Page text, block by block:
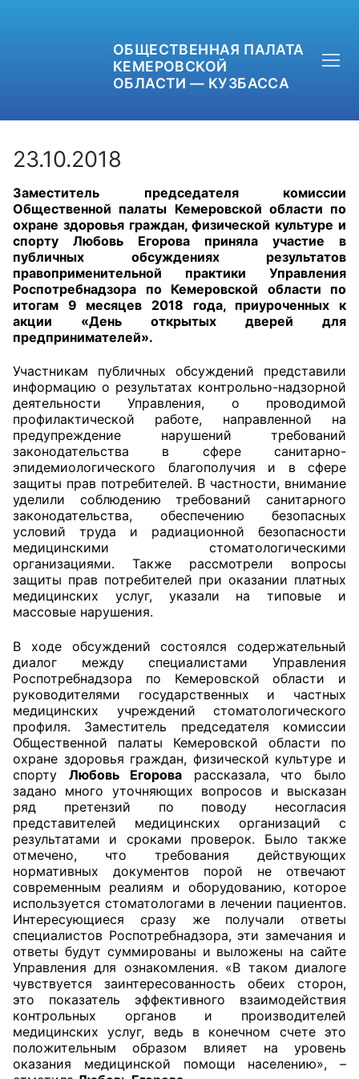
ОБЩЕСТВЕННАЯ ПАЛАТА
КЕМЕРОВСКОЙ
ОБЛАСТИ — КУЗБАССА
+7 (3842) 58-82-40
OPKO42@BK.RU
ОБРАТНАЯ СВЯЗЬ
Главная
Общественные советы
Общественные советы при территориальных
органах федеральных органов
исполнительной власти
Общественные советы по проведению
независимой оценки качества условий
оказания услуг
О Палате
Структура Палаты
Комиссии
Экспертный совет ОП КО
Совет ОП КО
Общественный штаб
Члены ОП КО
Документы ОП КО
Регламент ОП КО
Кодекс этики ОП КО
Положения
Соглашения
Рекомендации
Порядок работы ЦОН
23.10.2018
Заместитель председателя комиссии
Общественной палаты Кемеровской области по
охране здоровья граждан, физической культуре и
спорту Любовь Егорова приняла участие в
публичных обсуждениях результатов
правоприменительной практики Управления
Роспотребнадзора по Кемеровской области по
итогам 9 месяцев 2018 года, приуроченных к
акции «День открытых дверей для
предпринимателей».
Участникам публичных обсуждений представили
информацию о результатах контрольно-надзорной
деятельности Управления, о проводимой
профилактической работе, направленной на
предупреждение нарушений требований
законодательства в сфере санитарно-
эпидемиологического благополучия и в сфере
защиты прав потребителей. В частности, внимание
уделили соблюдению требований санитарного
законодательства, обеспечению безопасных
условий труда и радиационной безопасности
медицинскими стоматологическими
организациями. Также рассмотрели вопросы
защиты прав потребителей при оказании платных
медицинских услуг, указали на типовые и
массовые нарушения.
В ходе обсуждений состоялся содержательный
диалог между специалистами Управления
Роспотребнадзора по Кемеровской области и
руководителями государственных и частных
медицинских учреждений стоматологического
профиля. Заместитель председателя комиссии
Общественной палаты Кемеровской области по
охране здоровья граждан, физической культуре и
спорту Любовь Егорова рассказала, что было
задано много уточняющих вопросов и высказан
ряд претензий по поводу несогласия
представителей медицинских организаций с
результатами и сроками проверок. Было также
отмечено, что требования действующих
нормативных документов порой не отвечают
современным реалиям и оборудованию, которое
используется стоматологами в лечении пациентов.
Интересующиеся сразу же получали ответы
специалистов Роспотребнадзора, эти замечания и
ответы будут суммированы и выложены на сайте
Управления для ознакомления. «В таком диалоге
чувствуется заинтересованность обеих сторон,
это показатель эффективного взаимодействия
контрольных органов и производителей
медицинских услуг, ведь в конечном счете это
положительным образом влияет на уровень
оказания медицинской помощи населению», –